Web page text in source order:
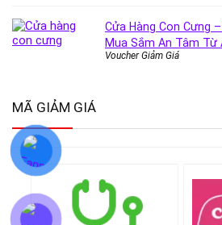
Cửa Hàng Con Cưng
Mua Sắm An Tâm Từ
Voucher Giảm Giá
MÃ GIẢM GIÁ